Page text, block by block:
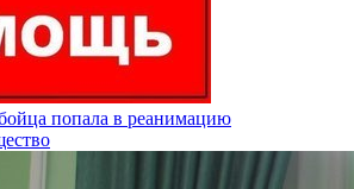
попала в реанимацию